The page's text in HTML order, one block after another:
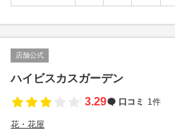
店舗公式
ハイビスカスガーデン
3.29
口コミ 1件
花・花屋